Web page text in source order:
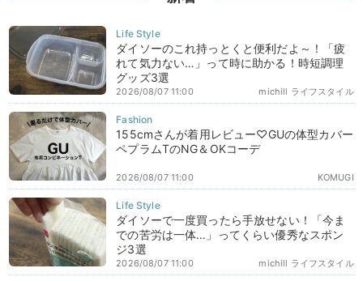
ダイソーのこれ持っとくと便利だよ～！「疲
れて気力ない…」って時に助かる！時短調理
グッズ3選
michill ライフスタイル
2026/08/07 11:00
155cmさんが着用レビュー♡GUの体型カバー
ペプラムTのNG＆OKコーデ
KOMUGI
2026/08/07 11:00
ダイソーで一度買ったら手放せない！「今ま
での苦労は一体…」ってくらい優秀なスポン
ジ3選
michill ライフスタイル
2026/08/07 11:00